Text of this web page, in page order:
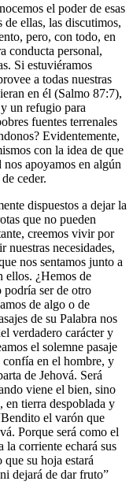
el poder de esas
de ellas, las discutimos,
pero, con todo, en
conducta personal,
Si estuviéramos
a todas nuestras
en él (Salmo 87:7),
un refugio para
fuentes terrenales
Evidentemente,
con la idea de que
apoyamos en algún
ceder.
dispuestos a dejar la
que no pueden
creemos vivir por
nuestras necesidades,
nos sentamos junto a
ellos. ¿Hemos de
podría ser de otro
de algo o de
de su Palabra nos
verdadero carácter y
el solemne pasaje
en el hombre, y
de Jehová. Será
viene el bien, sino
en tierra despoblada y
el varón que
Porque será como el
la corriente echará sus
su hoja estará
dejará de dar fruto”